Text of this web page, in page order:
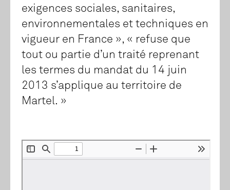
exigences sociales, sanitaires,
environnementales et techniques en
vigueur en France », « refuse que
tout ou partie d’un traité reprenant
les termes du mandat du 14 juin
2013 s’applique au territoire de
Martel. »